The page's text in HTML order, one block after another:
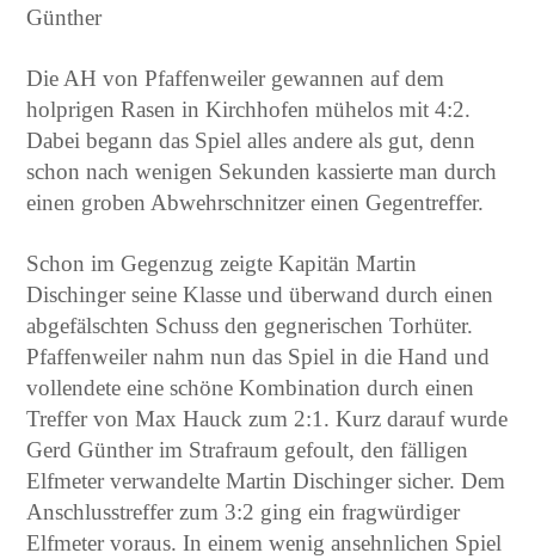
Günther
Die AH von Pfaffenweiler gewannen auf dem
holprigen Rasen in Kirchhofen mühelos mit 4:2.
Dabei begann das Spiel alles andere als gut, denn
schon nach wenigen Sekunden kassierte man durch
einen groben Abwehrschnitzer einen Gegentreffer.
Schon im Gegenzug zeigte Kapitän Martin
Dischinger seine Klasse und überwand durch einen
abgefälschten Schuss den gegnerischen Torhüter.
Pfaffenweiler nahm nun das Spiel in die Hand und
vollendete eine schöne Kombination durch einen
Treffer von Max Hauck zum 2:1. Kurz darauf wurde
Gerd Günther im Strafraum gefoult, den fälligen
Elfmeter verwandelte Martin Dischinger sicher. Dem
Anschlusstreffer zum 3:2 ging ein fragwürdiger
Elfmeter voraus. In einem wenig ansehnlichen Spiel